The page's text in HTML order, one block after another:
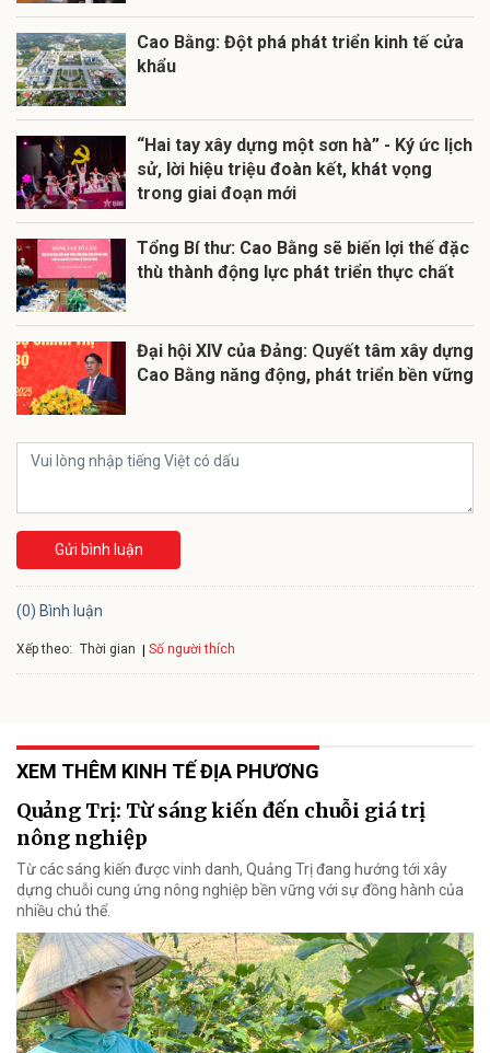
Cao Bằng: Đột phá phát triển kinh tế cửa
khẩu
“Hai tay xây dựng một sơn hà” - Ký ức lịch
sử, lời hiệu triệu đoàn kết, khát vọng
trong giai đoạn mới
Tổng Bí thư: Cao Bằng sẽ biến lợi thế đặc
thù thành động lực phát triển thực chất
Đại hội XIV của Đảng: Quyết tâm xây dựng
Cao Bằng năng động, phát triển bền vững
Gửi bình luận
(0) Bình luận
Xếp theo: Thời gian Số người thích
XEM THÊM KINH TẾ ĐỊA PHƯƠNG
Quảng Trị: Từ sáng kiến đến chuỗi giá trị
nông nghiệp
Từ các sáng kiến được vinh danh, Quảng Trị đang hướng tới xây
dựng chuỗi cung ứng nông nghiệp bền vững với sự đồng hành của
nhiều chủ thể.